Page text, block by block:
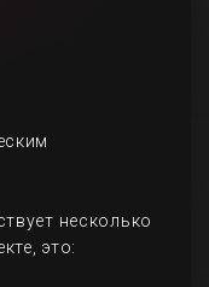
несколько
это: